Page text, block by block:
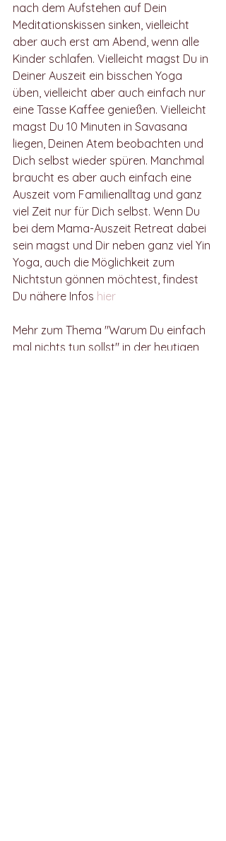
nach dem Aufstehen auf Dein
Meditationskissen sinken, vielleicht
aber auch erst am Abend, wenn alle
Kinder schlafen. Vielleicht magst Du in
Deiner Auszeit ein bisschen Yoga
üben, vielleicht aber auch einfach nur
eine Tasse Kaffee genießen. Vielleicht
magst Du 10 Minuten in Savasana
liegen, Deinen Atem beobachten und
Dich selbst wieder spüren. Manchmal
braucht es aber auch einfach eine
Auszeit vom Familienalltag und ganz
viel Zeit nur für Dich selbst. Wenn Du
bei dem Mama-Auszeit Retreat dabei
sein magst und Dir neben ganz viel Yin
Yoga, auch die Möglichkeit zum
Nichtstun gönnen möchtest, findest
Du nähere Infos hier
Mehr zum Thema "Warum Du einfach
mal nichts tun sollst" in der heutigen